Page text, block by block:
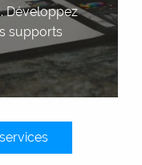
Développez
supports